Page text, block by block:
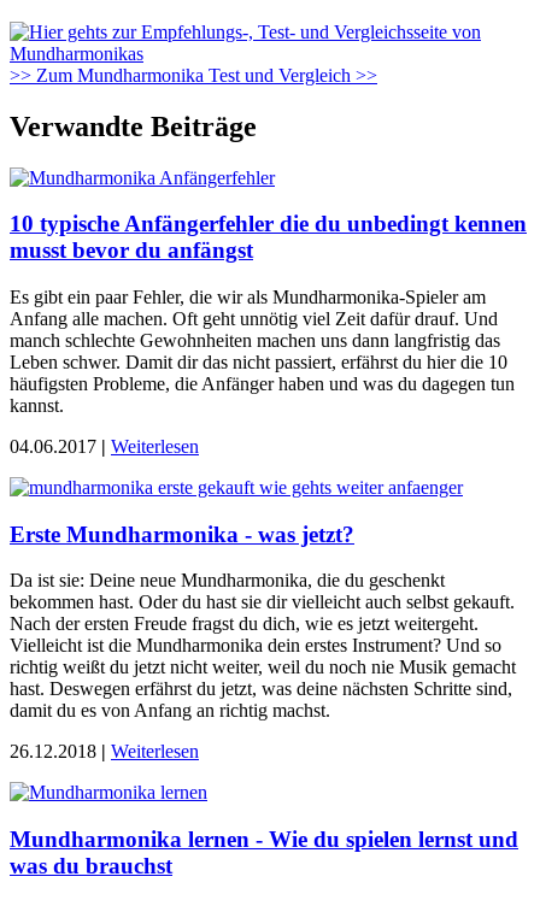
>> Zum Mundharmonika Test und Vergleich >>
Verwandte Beiträge
10 typische Anfängerfehler die du unbedingt kennen
musst bevor du anfängst
Es gibt ein paar Fehler, die wir als Mundharmonika-Spieler am
Anfang alle machen. Oft geht unnötig viel Zeit dafür drauf. Und
manch schlechte Gewohnheiten machen uns dann langfristig das
Leben schwer. Damit dir das nicht passiert, erfährst du hier die 10
häufigsten Probleme, die Anfänger haben und was du dagegen tun
kannst.
04.06.2017 | Weiterlesen
Erste Mundharmonika - was jetzt?
Da ist sie: Deine neue Mundharmonika, die du geschenkt
bekommen hast. Oder du hast sie dir vielleicht auch selbst gekauft.
Nach der ersten Freude fragst du dich, wie es jetzt weitergeht.
Vielleicht ist die Mundharmonika dein erstes Instrument? Und so
richtig weißt du jetzt nicht weiter, weil du noch nie Musik gemacht
hast. Deswegen erfährst du jetzt, was deine nächsten Schritte sind,
damit du es von Anfang an richtig machst.
26.12.2018 | Weiterlesen
Mundharmonika lernen - Wie du spielen lernst und
was du brauchst